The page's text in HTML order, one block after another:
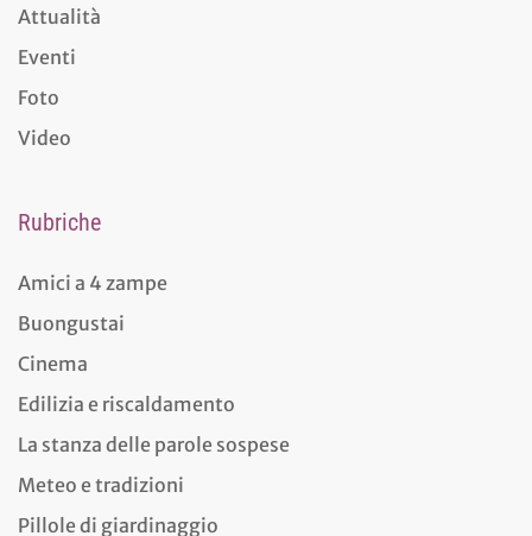
Attualità
Eventi
Foto
Video
Rubriche
Amici a 4 zampe
Buongustai
Cinema
Edilizia e riscaldamento
La stanza delle parole sospese
Meteo e tradizioni
Pillole di giardinaggio